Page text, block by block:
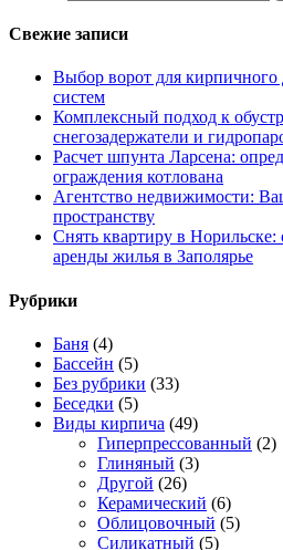
Свежие записи
Выбор ворот для кирпичного
систем
Комплексный подход к
снегозадержатели и
Расчет шпунта Ларсена:
ограждения котлована
Агентство недвижимости:
пространству
Снять квартиру в
аренды жилья в Заполярье
Рубрики
Баня (4)
Бассейн (5)
Без рубрики (33)
Беседки (5)
Виды кирпича (49)
Гиперпрессованный (2)
Глиняный (3)
Другой (26)
Керамический (6)
Облицовочный (5)
Силикатный (5)